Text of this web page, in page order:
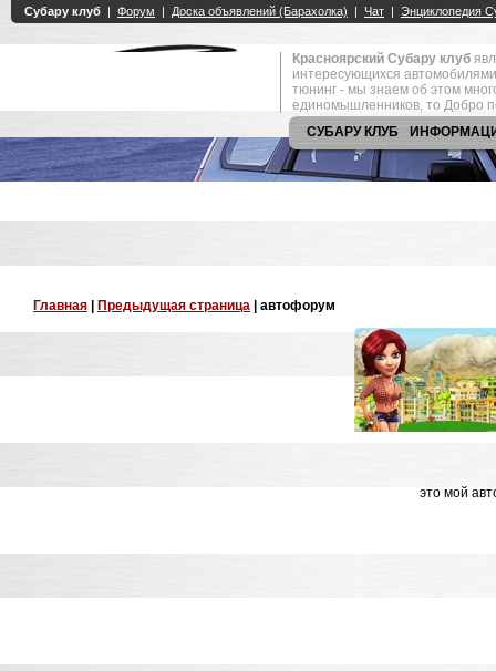
Красноярский Субару клуб
интересующихся
тюнинг - мы знаем об этом
единомышленников, то Добро
СУБАРУ КЛУБ
Главная Предыдущая страница | автофорум
это мой